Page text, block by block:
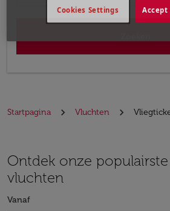
Startpagina Vluchten
Ontdek onze
vluchten
Vanaf
Accept
Cookies Settings